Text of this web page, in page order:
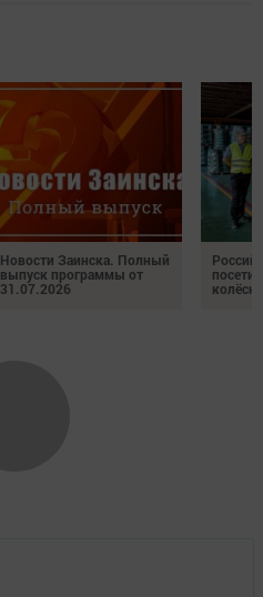
Новости Заинска. Полный
выпуск программы от
31.07.2026